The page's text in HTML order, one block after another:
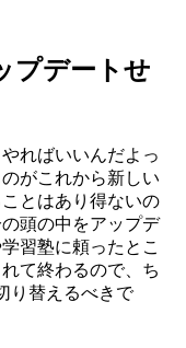
プデートせ
ればいいんだよっ
がこれから新しい
とはあり得ないの
頭の中をアップデ
習塾に頼ったとこ
て終わるので、ち
り替えるべきで